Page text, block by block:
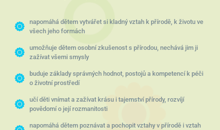
napomáhá dětem vytvářet si kladný vztah k přírodě, k životu ve
všech jeho formách
umožňuje dětem osobní zkušenost s přírodou, nechává jim ji
zažívat všemi smysly
buduje základy správných hodnot, postojů a kompetencí k péči
o životní prostředí
učí děti vnímat a zažívat krásu i tajemství přírody, rozvíjí
povědomí o její rozmanitosti
napomáhá dětem poznávat a pochopit vztahy v přírodě i vztah